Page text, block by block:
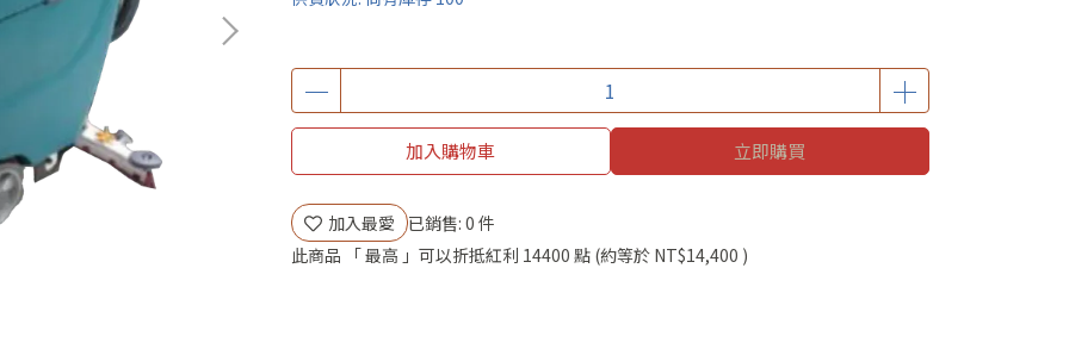
加入購物車 立即購買
加入最愛
已銷售: 0 件
此商品 「 最高 」可以折抵紅利 14400 點 (約等於 NT$14,400 )